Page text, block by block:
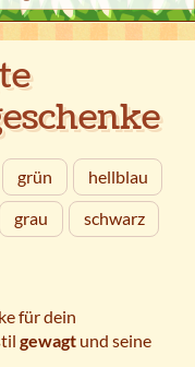
grün hellblau
grau schwarz
für dein
gewagt und seine